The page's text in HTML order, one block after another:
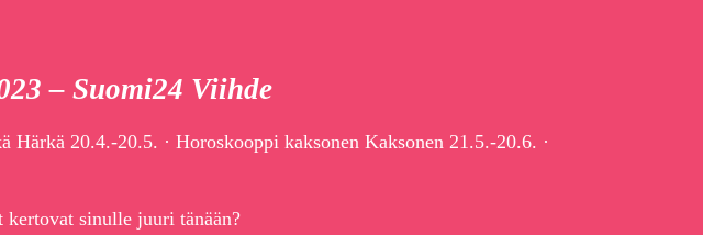
– Suomi24 Viihde
20.4.-20.5. · Horoskooppi kaksonen Kaksonen 21.5.-20.6. ·
sinulle juuri tänään?